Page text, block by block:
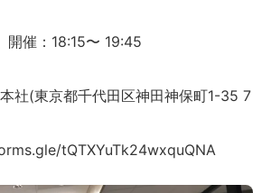
開催：18:15〜 19:45
社(東京都千代田区神田神保町1-35 7
tQTXYuTk24wxquQNA